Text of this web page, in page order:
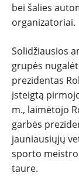
bei šalies
organizatoriai.
Solidžiausios
grupės
prezidentas
įsteigtą
m., laimėtojo
garbės
jauniausiųjų
sporto
taure.